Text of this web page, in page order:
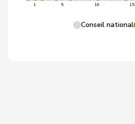
1 5 10 15
Conseil national